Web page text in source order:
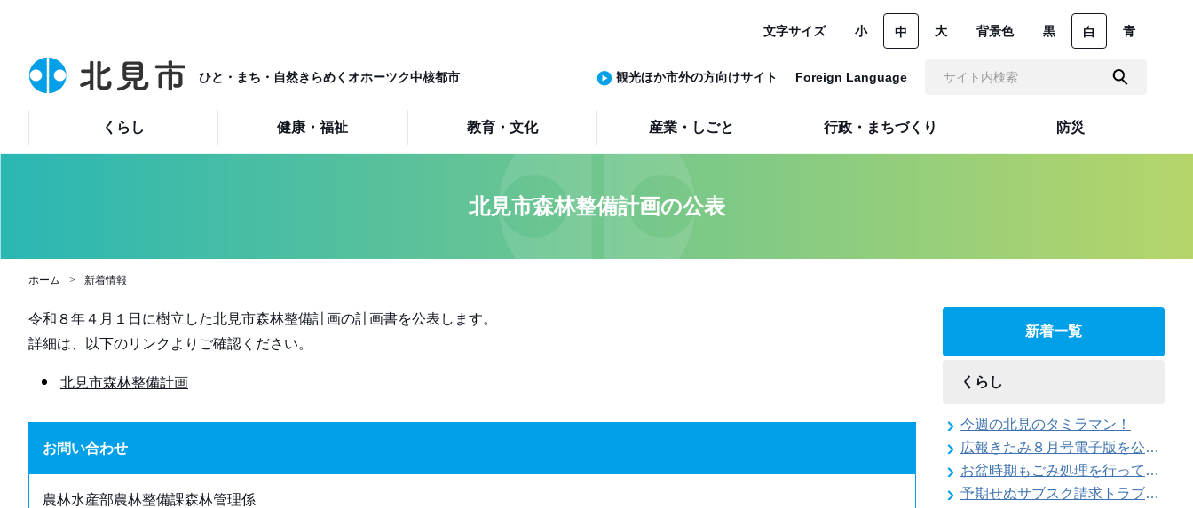
ひと・まち・自然きらめくオホーツク中核都市
くらし 健康・福祉 教育・文化 産業・しごと 行政・まちづくり 防災
文字サイズ 小 中 大 背景色 黒 白 青
観光ほか市外の方向けサイト Foreign Language
北見市森林整備計画の公表
ホーム 新着情報
令和８年４月１日に樹立した北見市森林整備計画の計画書を公表します。
詳細は、以下のリンクよりご確認ください。
北見市森林整備計画
お問い合わせ
農林水産部農林整備課森林管理係
新着一覧
くらし
今週の北見のタミラマン！
広報きたみ８月号電子版を公開しました
お盆時期もごみ処理を行っています
予期せぬサブスク請求トラブルに注意！